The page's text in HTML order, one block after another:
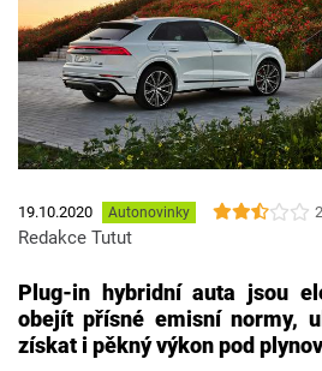
19.10.2020 Autonovinky
Redakce Tutut
Plug-in hybridní auta jsou
obejít přísné emisní normy,
získat i pěkný výkon pod